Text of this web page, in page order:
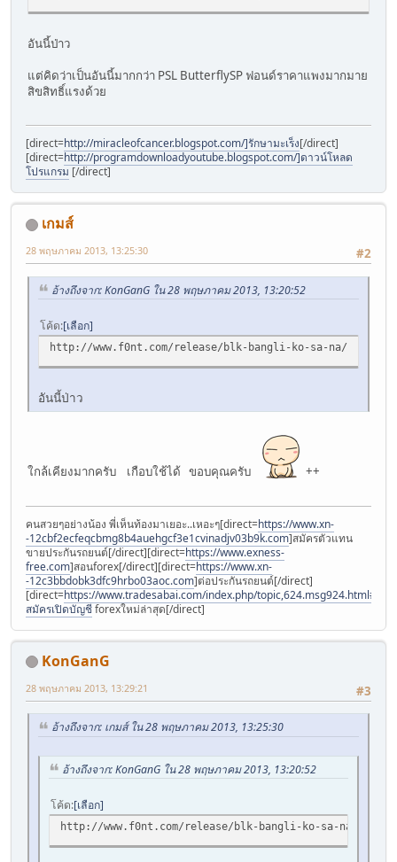
อันนี้ป่าว
แต่คิดว่าเป็นอันนี้มากกว่า PSL ButterflySP ฟอนด์ราคาแพงมากมาย
สิขสิทธิ์แรงด้วย
[direct=http://miracleofcancer.blogspot.com/]รักษามะเร็ง[/direct]
[direct=http://programdownloadyoutube.blogspot.com/]ดาวน์โหลด
โปรแกรม [/direct]
เกมส์
#2
28 พฤษภาคม 2013, 13:25:30
อ้างถึงจาก: KonGanG ใน 28 พฤษภาคม 2013, 13:20:52
โค้ด เลือก
http://www.f0nt.com/release/blk-bangli-ko-sa-na/
อันนี้ป่าว
ใกล้เคียงมากครับ เกือบใช้ได้ ขอบคุณครับ ++
คนสวยๆอย่างน้อง พี่เห็นท้องมาเยอะ..เหอะๆ[direct=https://www.xn-
-12cbf2ecfeqcbmg8b4auehgcf3e1cvinadjv03b9k.com]สมัครตัวแทน
ขายประกันรถยนต์[/direct][direct=https://www.exness-
free.com]สอนforex[/direct][direct=https://www.xn-
-12c3bbdobk3dfc9hrbo03aoc.com]ต่อประกันรถยนต์[/direct]
[direct=https://www.tradesabai.com/index.php/
สมัครเปิดบัญชีforexใหม่ล่าสุด[/direct]
KonGanG
#3
28 พฤษภาคม 2013, 13:29:21
อ้างถึงจาก: เกมส์ ใน 28 พฤษภาคม 2013, 13:25:30
อ้างถึงจาก: KonGanG ใน 28 พฤษภาคม 2013, 13:20:52
โค้ด เลือก
http://www.f0nt.com/release/blk-bangli-ko-sa-na/